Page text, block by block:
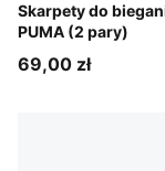
Skarpety do
PUMA (2 pary)
black
69,00 zł